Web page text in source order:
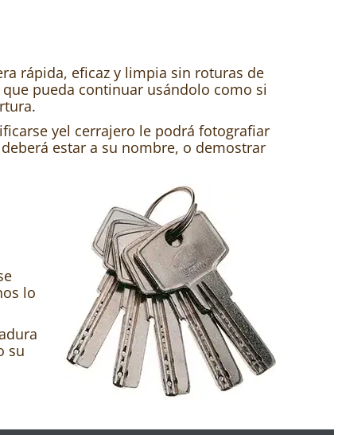
rápida, eficaz y limpia sin roturas de
pueda continuar usándolo como si
yel cerrajero le podrá fotografiar
estar a su nombre, o demostrar
lo
su